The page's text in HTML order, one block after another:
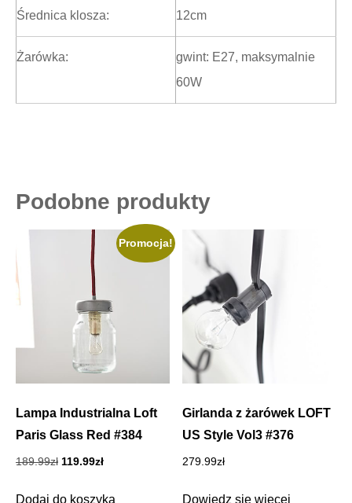
Średnica klosza: 12cm
Żarówka:
gwint: E27, maksymalnie
60W
Podobne produkty
Promocja!
Lampa Industrialna Loft
Paris Glass Red #384
189.99zł Pierwotna
wynosiła:
119.99złAktualna
wynosi:
Dodaj do koszyka
Girlanda z żarówek LOFT
US Style Vol3 #376
279.99zł
Dowiedz się więcej